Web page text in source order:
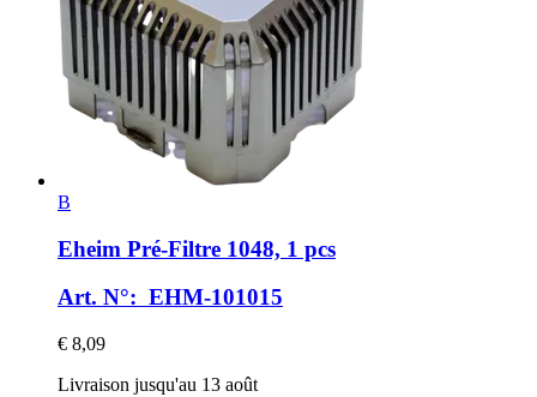
B
Eheim Pré-​Filtre 1048, 1 pcs
Art. N°: EHM-101015
€ 8,09
Livraison jusqu'au 13 août